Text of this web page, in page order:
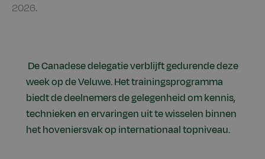
2026.
De Canadese delegatie verblijft gedurende deze
week op de Veluwe. Het trainingsprogramma
biedt de deelnemers de gelegenheid om kennis,
technieken en ervaringen uit te wisselen binnen
het hoveniersvak op internationaal topniveau.